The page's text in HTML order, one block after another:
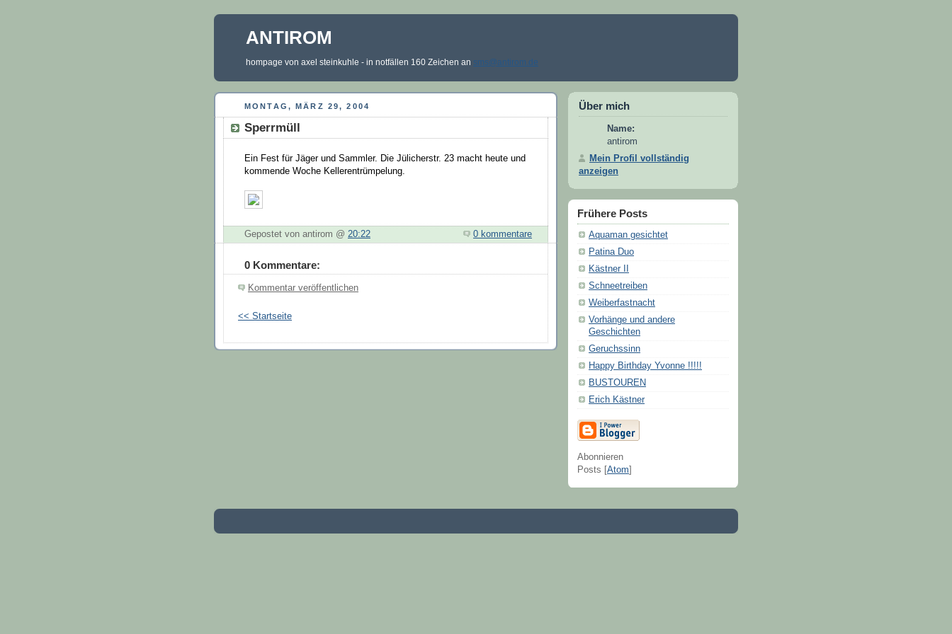
ANTIROM
hompage von axel steinkuhle - in notfällen 160 Zeichen an sms@antirom.de
MONTAG, MÄRZ 29, 2004
Sperrmüll
Ein Fest für Jäger und Sammler. Die Jülicherstr. 23 macht heute und
kommende Woche Kellerentrümpelung.
Gepostet von antirom @ 20:22 0 kommentare
0 Kommentare:
Kommentar veröffentlichen
<< Startseite
Über mich
Name:
antirom
Mein Profil vollständig
anzeigen
Frühere Posts
Aquaman gesichtet
Patina Duo
Kästner II
Schneetreiben
Weiberfastnacht
Vorhänge und andere
Geschichten
Geruchssinn
Happy Birthday Yvonne !!!!!
BUSTOUREN
Erich Kästner
Abonnieren
Posts [ Atom